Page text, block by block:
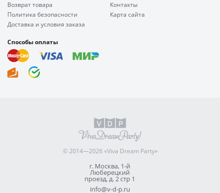
Возврат товара
Политика безопасности
Доставка и условия заказа
Контакты
Карта сайта
Способы оплаты
© 2014—2026 «Viva Dream Party»
г. Москва, 1-й
Люберецкий
проезд, д. 2 стр 1
info@v-d-p.ru